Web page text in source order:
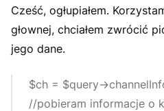
Cześć, ogłupiałem.
głownej, chciałem zwrócić
jego dane.
$ch = $query-
//pobieram informacje o